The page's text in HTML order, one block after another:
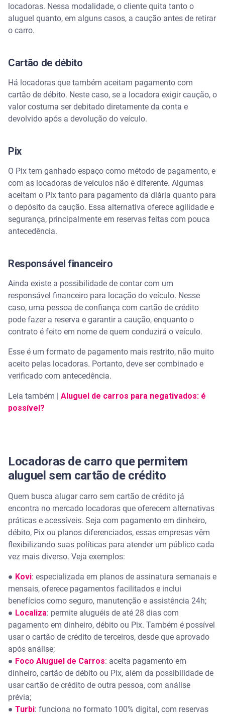
Receba mais dicas do canal do WhatsApp da
Serasa
É possível reservar um carro pela internet sem
cartão de crédito?
O Pix substitui o cartão de crédito na caução do
aluguel de carro?
aluguel sem cartão de crédito?
É mais caro alugar carro sem cartão de crédito?
Alugar carro sem cartão de crédito é uma opção
segura?
locadoras. Nessa modalidade, o cliente quita tanto o
aluguel quanto, em alguns casos, a caução antes de retirar
o carro.
Cartão de débito
Há locadoras que também aceitam pagamento com
cartão de débito. Neste caso, se a locadora exigir caução, o
valor costuma ser debitado diretamente da conta e
devolvido após a devolução do veículo.
Pix
O Pix tem ganhado espaço como método de pagamento, e
com as locadoras de veículos não é diferente. Algumas
aceitam o Pix tanto para pagamento da diária quanto para
o depósito da caução. Essa alternativa oferece agilidade e
segurança, principalmente em reservas feitas com pouca
antecedência.
Responsável financeiro
Ainda existe a possibilidade de contar com um
responsável financeiro para locação do veículo. Nesse
caso, uma pessoa de confiança com cartão de crédito
pode fazer a reserva e garantir a caução, enquanto o
contrato é feito em nome de quem conduzirá o veículo.
Esse é um formato de pagamento mais restrito, não muito
aceito pelas locadoras. Portanto, deve ser combinado e
verificado com antecedência.
Leia também | Aluguel de carros para negativados: é
possível?
Locadoras de carro que permitem
aluguel sem cartão de crédito
Quem busca alugar carro sem cartão de crédito já
encontra no mercado locadoras que oferecem alternativas
práticas e acessíveis. Seja com pagamento em dinheiro,
débito, Pix ou planos diferenciados, essas empresas vêm
flexibilizando suas políticas para atender um público cada
vez mais diverso. Veja exemplos:
● Kovi: especializada em planos de assinatura semanais e
mensais, oferece pagamentos facilitados e inclui
benefícios como seguro, manutenção e assistência 24h;
● Localiza: permite aluguéis de até 28 dias com
pagamento em dinheiro, débito ou Pix. Também é possível
usar o cartão de crédito de terceiros, desde que aprovado
após análise;
● Foco Aluguel de Carros: aceita pagamento em
dinheiro, cartão de débito ou Pix, além da possibilidade de
usar cartão de crédito de outra pessoa, com análise
prévia;
● Turbi: funciona no formato 100% digital, com reservas